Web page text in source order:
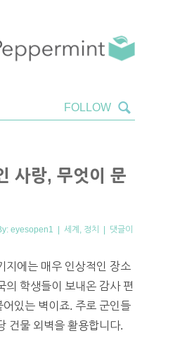
사랑, 무엇이 문
eyesopen1 | 세계 정치 | 댓글이
지에는 매우 인상적인 장소
의 학생들이 보내온 감사 편
어있는 벽이죠. 주로 군인들
건물 외벽을 활용합니다.